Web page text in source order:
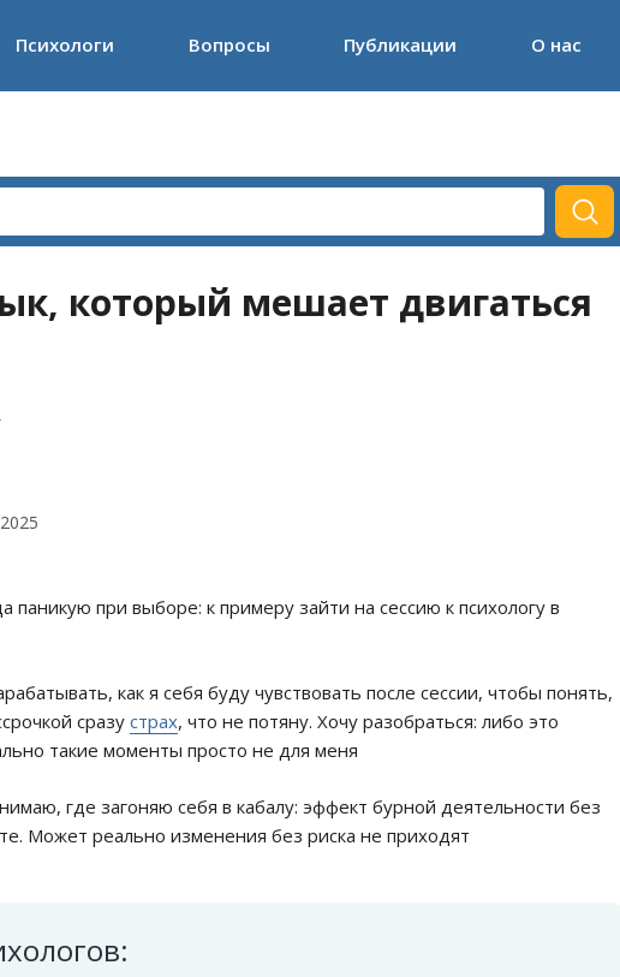
Психологи Вопросы Публикации О нас
который мешает двигаться
паникую при выборе: к примеру зайти на сессию к психологу в
как я себя буду чувствовать после сессии, чтобы понять,
сразу страх, что не потяну. Хочу разобраться: либо это
такие моменты просто не для меня
где загоняю себя в кабалу: эффект бурной деятельности без
Может реально изменения без риска не приходят